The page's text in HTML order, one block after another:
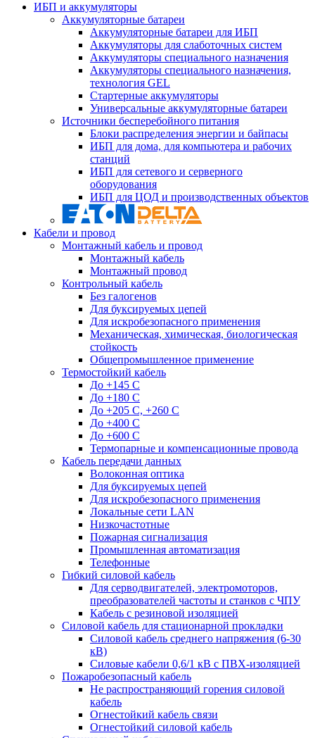
ИБП и аккумуляторы
Аккумуляторные батареи
Аккумуляторные батареи для ИБП
Аккумуляторы для слаботочных систем
Аккумуляторы специального назначения
Аккумуляторы специального назначения,
технология GEL
Стартерные аккумуляторы
Универсальные аккумуляторные батареи
Источники бесперебойного питания
Блоки распределения энергии и байпасы
ИБП для дома, для компьютера и рабочих
станций
ИБП для сетевого и серверного
оборудования
ИБП для ЦОД и производственных объектов
Кабели и провод
Монтажный кабель и провод
Монтажный кабель
Монтажный провод
Контрольный кабель
Без галогенов
Для буксируемых цепей
Для искробезопасного применения
Механическая, химическая, биологическая
стойкость
Общепромышленное применение
Термостойкий кабель
До +145 С
До +180 C
До +205 С, +260 С
До +400 C
До +600 С
Термопарные и компенсационные провода
Кабель передачи данных
Волоконная оптика
Для буксируемых цепей
Для искробезопасного применения
Локальные сети LAN
Низкочастотные
Пожарная сигнализация
Промышленная автоматизация
Телефонные
Гибкий силовой кабель
Для серводвигателей, электромоторов,
преобразователей частоты и станков с ЧПУ
Кабель с резиновой изоляцией
Силовой кабель для стационарной прокладки
Силовой кабель среднего напряжения (6-30
кВ)
Силовые кабели 0,6/1 кВ с ПВХ-изоляцией
Пожаробезопасный кабель
Не распространяющий горения силовой
кабель
Огнестойкий кабель связи
Огнестойкий силовой кабель